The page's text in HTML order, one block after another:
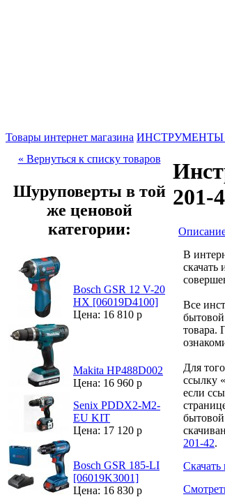
Товары интернет магазина ИНСТРУМЕНТЫ
« Вернуться к списку товаров
Шуруповерты в той
же ценовой
категории:
Bosch GSR 12 V-20
HX [06019D4100]
Цена: 16 810 р
Makita HP488D002
Цена: 16 960 р
Senix PDDX2-M2-
EU KIT
Цена: 17 120 р
Bosch GSR 185-LI
[06019K3001]
Цена: 16 830 р
201-
В
скачать
Все
бытовой
товара.
Для
ссылку
если
бытовой
201-42.